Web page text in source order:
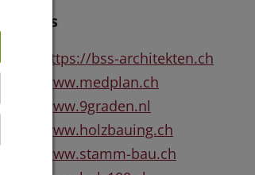
Links
https://bss-architekten.ch
www.medplan.ch
www.9graden.nl
www.holzbauing.ch
www.stamm-bau.ch